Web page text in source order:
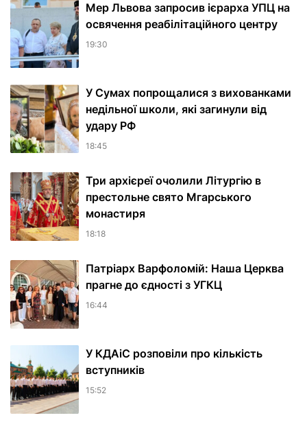
Мер Львова запросив ієрарха УПЦ на
освячення реабілітаційного центру
19:30
У Сумах попрощалися з вихованками
недільної школи, які загинули від
удару РФ
18:45
Три архієреї очолили Літургію в
престольне свято Мгарського
монастиря
18:18
Патріарх Варфоломій: Наша Церква
прагне до єдності з УГКЦ
16:44
У КДАіС розповіли про кількість
вступників
15:52